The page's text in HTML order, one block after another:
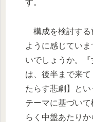
す。
構成を検討する
ように感じてい
いでしょうか。
は、後半まで来
たらす悲劇】と
テーマに基づい
らく中盤あたり